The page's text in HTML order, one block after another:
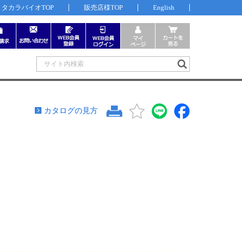
タカラバイオTOP 販売店様TOP English
カタログの見方